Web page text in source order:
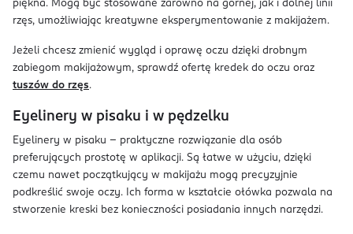
piękna. Mogą być stosowane zarówno na górnej, jak i dolnej linii
rzęs, umożliwiając kreatywne eksperymentowanie z makijażem.
Jeżeli chcesz zmienić wygląd i oprawę oczu dzięki drobnym
zabiegom makijażowym, sprawdź ofertę kredek do oczu oraz
tuszów do rzęs.
Eyelinery w pisaku i w pędzelku
Eyelinery w pisaku – praktyczne rozwiązanie dla osób
preferujących prostotę w aplikacji. Są łatwe w użyciu, dzięki
czemu nawet początkujący w makijażu mogą precyzyjnie
podkreślić swoje oczy. Ich forma w kształcie ołówka pozwala na
stworzenie kreski bez konieczności posiadania innych narzędzi.